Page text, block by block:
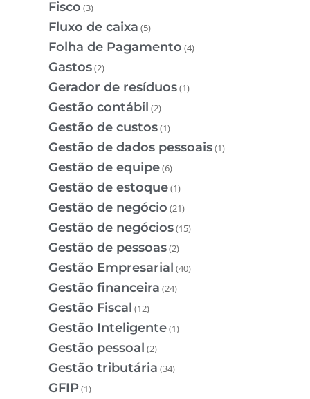
Fisco (3)
Fluxo de caixa (5)
Folha de Pagamento (4)
Gastos(2)
Gerador de resíduos(1)
Gestão contábil (2)
Gestão de custos(1)
Gestão de dados pessoais(1)
Gestão de equipe(6)
Gestão de estoque(1)
Gestão de negócio (21)
Gestão de negócios(15)
Gestão de pessoas(2)
Gestão Empresarial (40)
Gestão financeira (24)
Gestão Fiscal (12)
Gestão Inteligente(1)
Gestão pessoal (2)
Gestão tributária (34)
GFIP(1)